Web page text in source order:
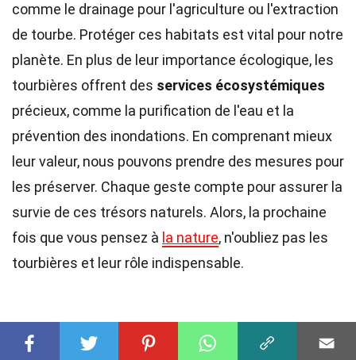
comme le drainage pour l'agriculture ou l'extraction
de tourbe. Protéger ces habitats est vital pour notre
planète. En plus de leur importance écologique, les
tourbières offrent des services écosystémiques
précieux, comme la purification de l'eau et la
prévention des inondations. En comprenant mieux
leur valeur, nous pouvons prendre des mesures pour
les préserver. Chaque geste compte pour assurer la
survie de ces trésors naturels. Alors, la prochaine
fois que vous pensez à la nature, n'oubliez pas les
tourbières et leur rôle indispensable.